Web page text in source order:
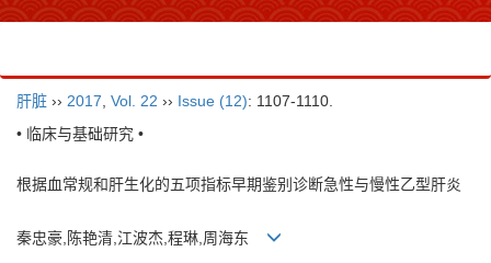
肝脏 ›› 2017 Vol. 22 ›› Issue (12): 1107-1110.
• 临床与基础研究 •
根据血常规和肝生化的五项指标早期鉴别诊断急性与慢性乙型肝炎
秦忠豪,陈艳清,江波杰,程琳,周海东